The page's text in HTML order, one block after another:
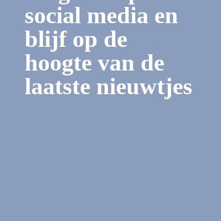
social media en
blijf op de
hoogte van de
laatste nieuwtjes